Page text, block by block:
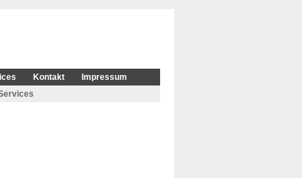
Kontakt
Impressum